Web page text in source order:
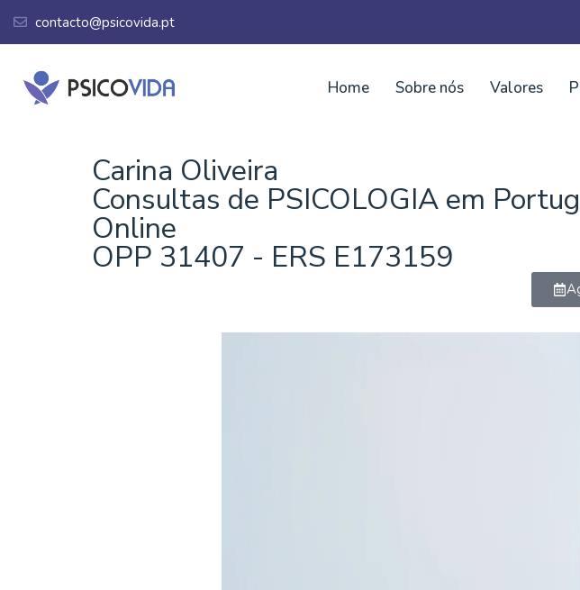
contacto@psicovida.pt
Home Sobre nós Valores
Carina Oliveira
Consultas de PSICOLOGIA em
Online
OPP 31407 - ERS E173159